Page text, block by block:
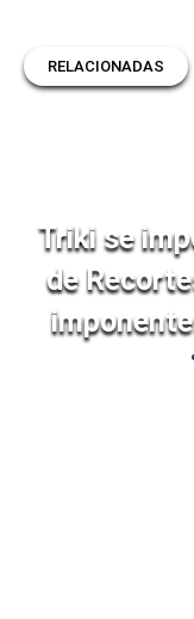
RELACIONADAS
Triki se
de